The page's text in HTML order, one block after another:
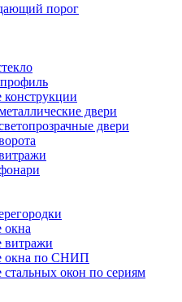
порог
конструкции
двери
двери
окна
витражи
окна по СНИП
окон по сериям